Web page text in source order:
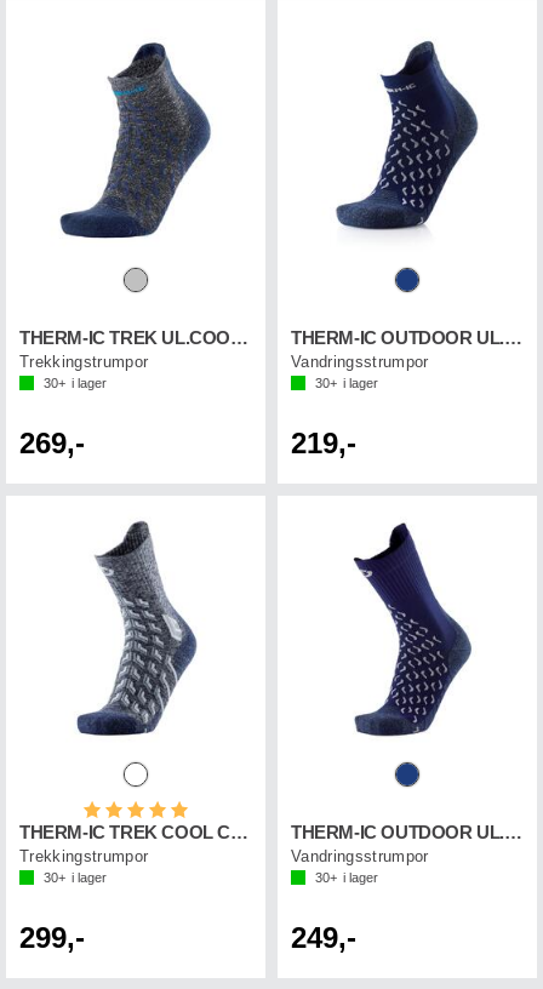
THERM-IC TREK UL.COOL LN ANKLE
Trekkingstrumpor
30+ i lager
269,-
THERM-IC OUTDOOR UL.COOL ANKLE
Vandringsstrumpor
30+ i lager
219,-
Betyg:
THERM-IC TREK COOL CREW
Trekkingstrumpor
30+ i lager
299,-
THERM-IC OUTDOOR UL.COOL CREW
Vandringsstrumpor
30+ i lager
249,-